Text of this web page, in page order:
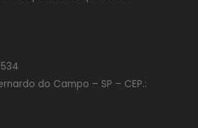
do Campo – SP – CEP.: